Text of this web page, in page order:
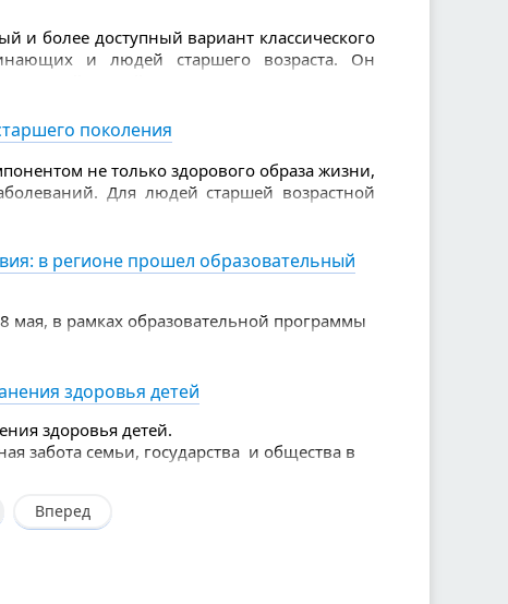
более доступный вариант классического
и людей старшего возраста. Он
и позволяет избежать травм.
поколения
не только здорового образа жизни,
Для людей старшей возрастной
в регионе прошел образовательный
мая, в рамках образовательной программы
здоровья детей
здоровья детей.
забота семьи, государства и общества в
Вперед